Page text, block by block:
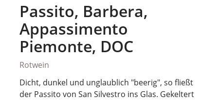
Passito, Barbera,
Appassimento
Piemonte, DOC
Rotwein
Dicht, dunkel und unglaublich "beerig", so fließt
der Passito von San Silvestro ins Glas. Gekeltert